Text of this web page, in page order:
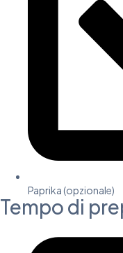
Paprika (opzionale)
Tempo di